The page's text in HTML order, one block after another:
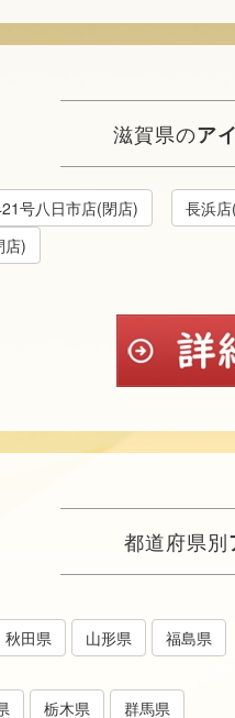
滋賀県のア
号八日市店(閉店) 長浜
店)
都道府県別
秋田県 山形県 福島県
栃木県 群馬県